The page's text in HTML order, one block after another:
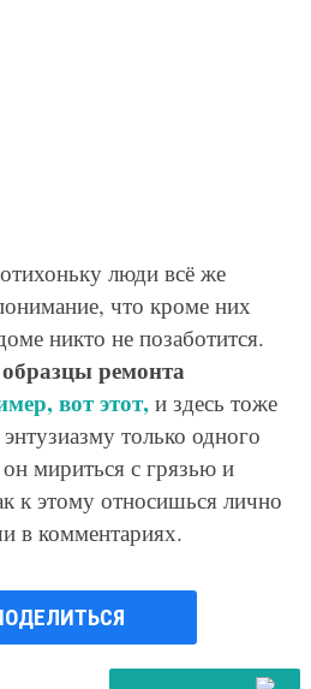
люди всё же
что кроме них
никто не позаботится.
образцы ремонта
вот этот,и здесь тоже
только одного
мириться с грязью и
к этому относишься лично
в комментариях.